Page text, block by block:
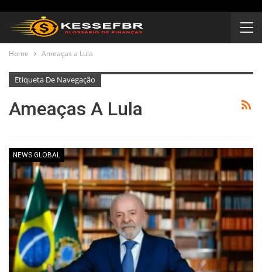
Home Ameaças a Lula
Etiqueta De Navegação
Ameaças A Lula
NEWS GLOBAL